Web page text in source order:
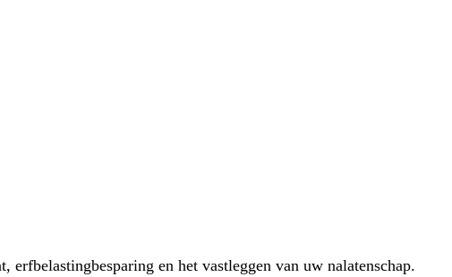
en het vastleggen van uw nalatenschap.